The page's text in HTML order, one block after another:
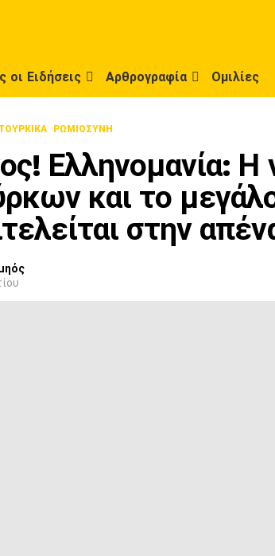
οι Ειδήσεις Αρθρογραφία Ομιλίες
ΡΩΜΙΟΣΎΝΗ
Ελληνομανία:
και το
στην